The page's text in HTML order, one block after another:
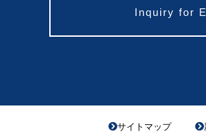
Inquiry for
サイトマップ